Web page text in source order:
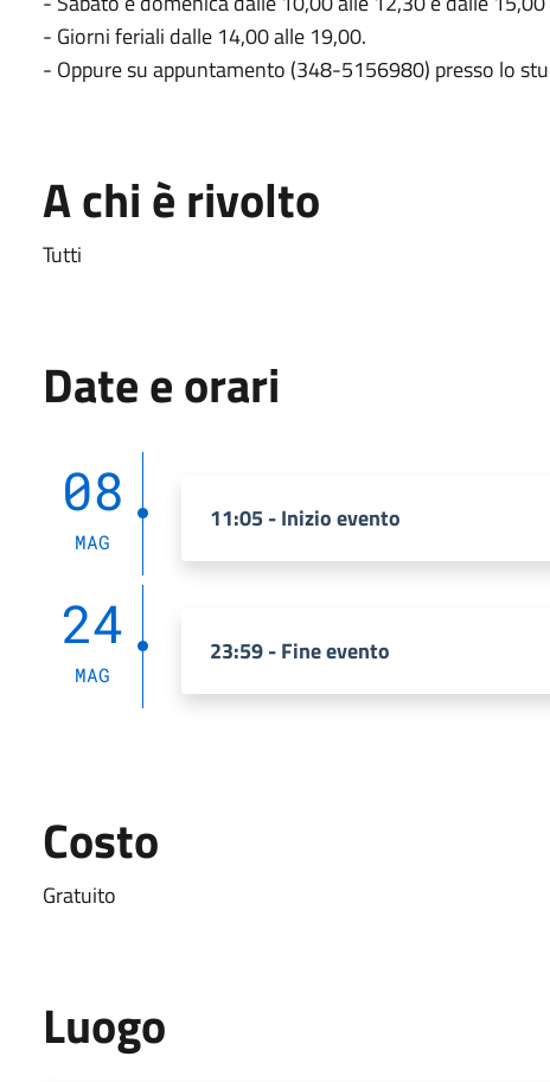
- Giorni feriali dalle 14,00 alle 19,00.
- Oppure su appuntamento (348-5156980) presso lo
A chi è rivolto
Tutti
Date e orari
08
MAG
11:05 - Inizio evento
24
MAG
23:59 - Fine evento
Costo
Gratuito
Luogo